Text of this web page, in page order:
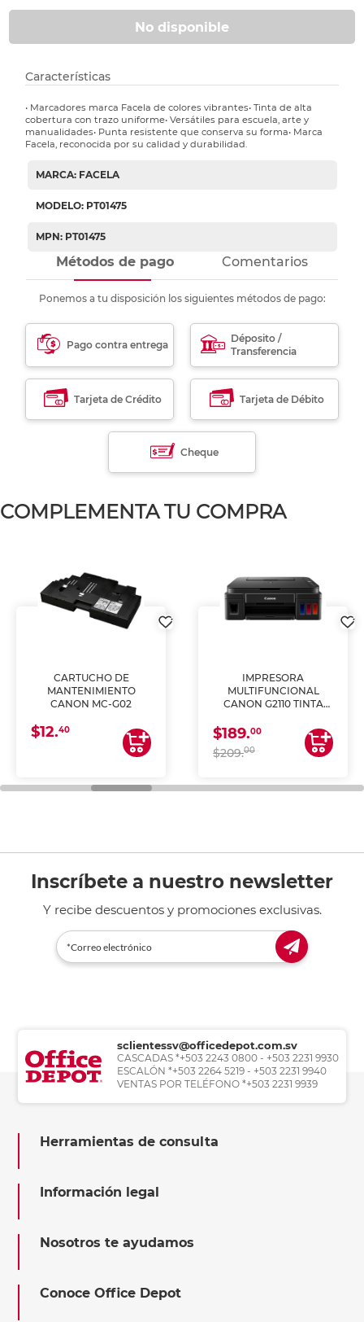
No disponible
Características
• Marcadores marca Facela de colores vibrantes• Tinta de alta
cobertura con trazo uniforme• Versátiles para escuela, arte y
manualidades• Punta resistente que conserva su forma• Marca
Facela, reconocida por su calidad y durabilidad.
MARCA: FACELA
MODELO: PT01475
MPN: PT01475
Métodos de pago Comentarios
Ponemos a tu disposición los siguientes métodos de pago:
Pago contra entrega
Déposito /
Transferencia
Tarjeta de Crédito Tarjeta de Débito
Cheque
COMPLEMENTA TU COMPRA
CARTUCHO DE
MANTENIMIENTO
CANON MC-G02
$12.40
IMPRESORA
MULTIFUNCIONAL
CANON G2110 TINTA
$189.00
$209.00
Inscríbete a nuestro newsletter
Y recibe descuentos y promociones exclusivas.
sclientessv@officedepot.com.sv
CASCADAS *+503 2243 0800 - +503 2231 9930
ESCALÓN *+503 2264 5219 - +503 2231 9940
VENTAS POR TELÉFONO *+503 2231 9939
Herramientas de consulta
Información legal
Nosotros te ayudamos
Conoce Office Depot